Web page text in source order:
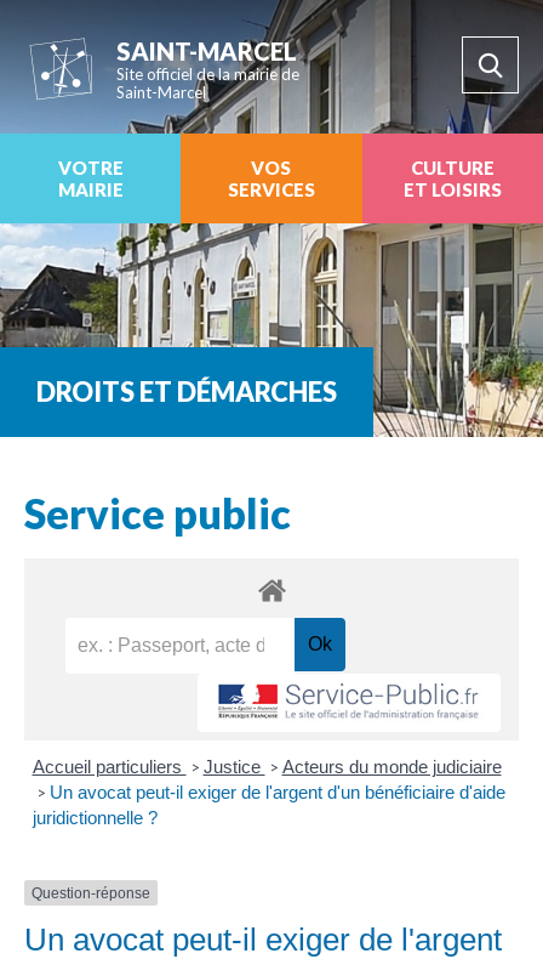
SAINT-MARCEL
Site officiel de la mairie de
Saint-Marcel
VOTRE
MAIRIE
VOS
SERVICES
CULTURE
ET LOISIRS
DROITS ET DÉMARCHES
Service public
Accueil particuliers > Justice > Acteurs du monde judiciaire
> Un avocat peut-il exiger de l'argent d'un bénéficiaire d'aide
juridictionnelle ?
Question-réponse
Un avocat peut-il exiger de l'argent